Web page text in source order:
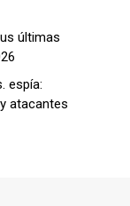
últimas
espía:
atacantes